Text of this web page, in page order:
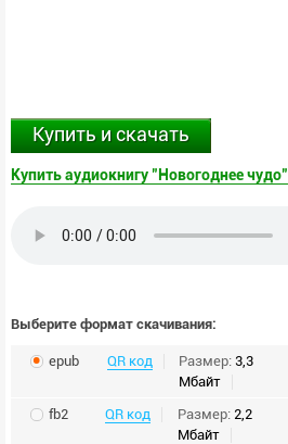
Купить и скачать
Купить аудиокнигу "Новогоднее чудо"
Выберите формат скачивания:
epub QR код Размер: 3,3
Мбайт
fb2 QR код Размер: 2,2
Мбайт